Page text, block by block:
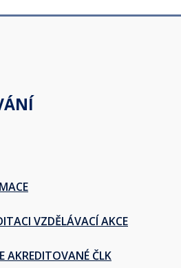
VZDĚLÁVACÍ AKCE
AKREDITOVANÉ ČLK